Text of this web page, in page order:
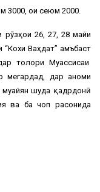
3000, ҷои сеюм 2000.
рӯзҳои 26, 27, 28 майи
Ваҳдат” ҷамъбаст
толори Муассисаи
мегардад, дар анҷоми
шуда қадрдонӣ
ва ба чоп расонида